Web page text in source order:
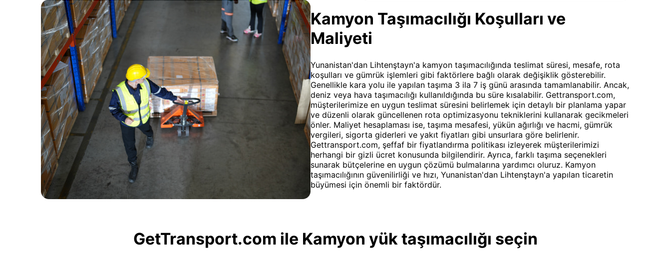
Kamyon Taşımacılığı Koşulları ve
Maliyeti
Yunanistan'dan Lihtenştayn'a kamyon taşımacılığında teslimat süresi, mesafe, rota
koşulları ve gümrük işlemleri gibi faktörlere bağlı olarak değişiklik gösterebilir.
Genellikle kara yolu ile yapılan taşıma 3 ila 7 iş günü arasında tamamlanabilir. Ancak,
deniz veya hava taşımacılığı kullanıldığında bu süre kısalabilir. Gettransport.com,
müşterilerimize en uygun teslimat süresini belirlemek için detaylı bir planlama yapar
ve düzenli olarak güncellenen rota optimizasyonu tekniklerini kullanarak gecikmeleri
önler. Maliyet hesaplaması ise, taşıma mesafesi, yükün ağırlığı ve hacmi, gümrük
vergileri, sigorta giderleri ve yakıt fiyatları gibi unsurlara göre belirlenir.
Gettransport.com, şeffaf bir fiyatlandırma politikası izleyerek müşterilerimizi
herhangi bir gizli ücret konusunda bilgilendirir. Ayrıca, farklı taşıma seçenekleri
sunarak bütçelerine en uygun çözümü bulmalarına yardımcı oluruz. Kamyon
taşımacılığının güvenilirliği ve hızı, Yunanistan'dan Lihtenştayn'a yapılan ticaretin
büyümesi için önemli bir faktördür.
GetTransport.com ile Kamyon yük taşımacılığı seçin